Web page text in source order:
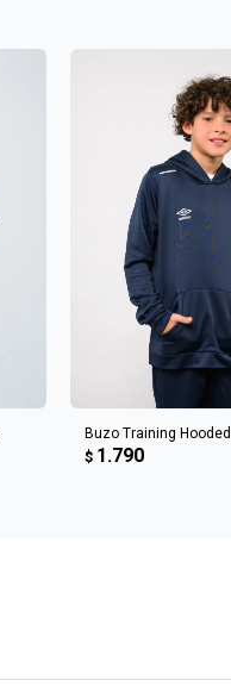
Buzo Training
$ 1.790
AGREGAR AL